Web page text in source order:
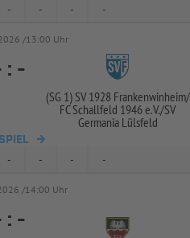
- - - -
/13:00 Uhr
: -
(SG 1) SV 1928 Frankenwinheim/
FC Schallfeld 1946 e.V./SV
Germania Lülsfeld
- - - -
/14:00 Uhr
: -